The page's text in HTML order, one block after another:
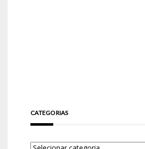
CATEGORIAS